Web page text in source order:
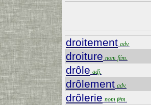
droitement adv.
droiture nom fém.
drôle adj.
drôlement adv.
drôlerie nom fém.